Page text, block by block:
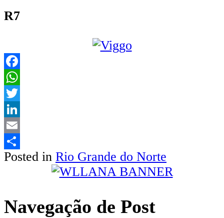
R7
Facebook
WhatsApp
Twitter
LinkedIn
Email
Share
Posted in Rio Grande do Norte
Navegação de Post